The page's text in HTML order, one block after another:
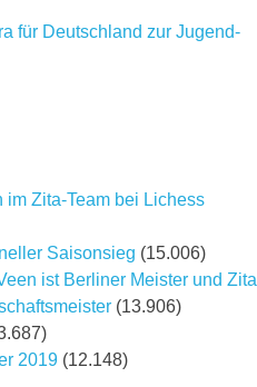
für Deutschland zur Jugend-
im Zita-Team bei Lichess
Saisonsieg (15.006)
ist Berliner Meister und Zita
(13.906)
2019 (12.148)